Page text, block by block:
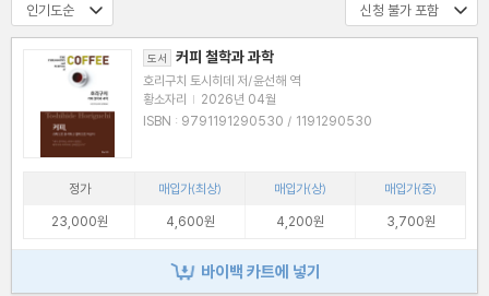
도서 커피 철학과 과학
호리구치 토시히데 저/윤선해 역
황소자리 | 2026년 04월
ISBN : 9791191290530 / 1191290530
정가 매입가(최상) 매입가(상)
매입가(중)
23,000원
4,600원 4,200원 3,700원
바이백 카트에 넣기